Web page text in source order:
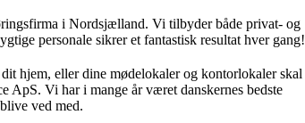
i Nordsjælland. Vi tilbyder både privat- og
personale sikrer et fantastisk resultat hver gang!
hjem, eller dine mødelokaler og kontorlokaler skal
ApS. Vi har i mange år været danskernes bedste
ved med.